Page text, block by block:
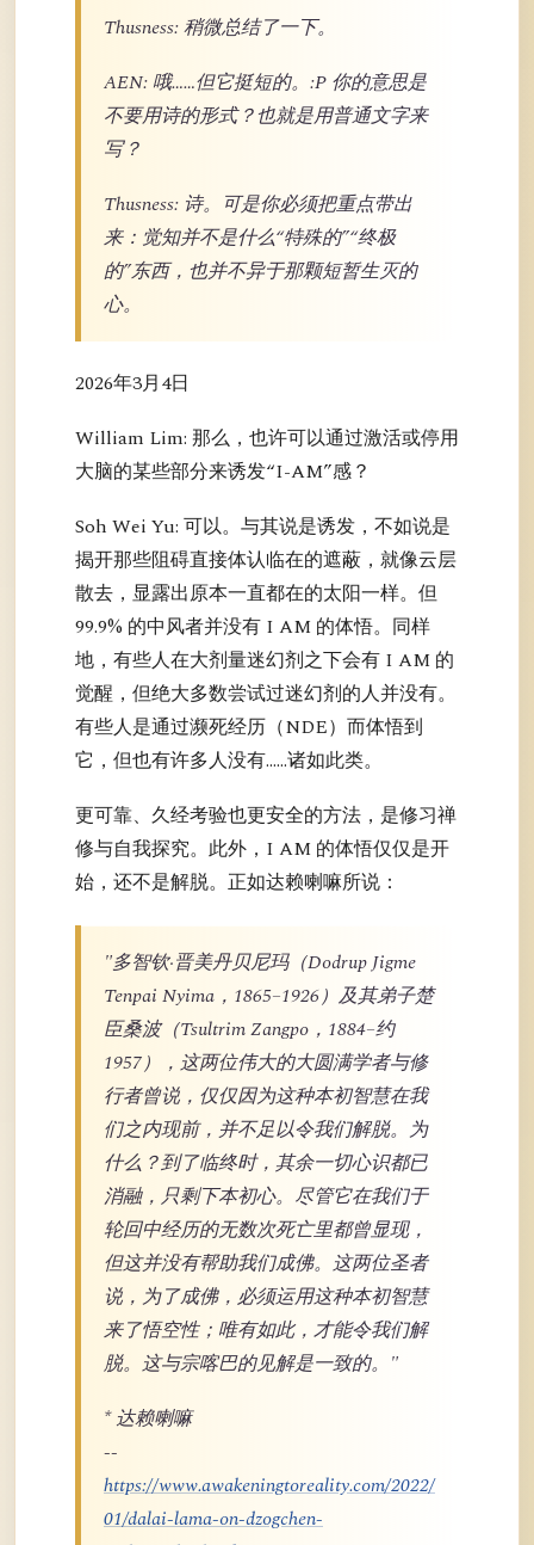
Thusness: 稍微总结了一下。
AEN: 哦……但它挺短的。:P 你的意思是
不要用诗的形式？也就是用普通文字来
写？
Thusness: 诗。可是你必须把重点带出
来：觉知并不是什么“特殊的”“终极
的”东西，也并不异于那颗短暂生灭的
心。
2026年3月4日
William Lim: 那么，也许可以通过激活或停用
大脑的某些部分来诱发“I-AM”感？
Soh Wei Yu: 可以。与其说是诱发，不如说是
揭开那些阻碍直接体认临在的遮蔽，就像云层
散去，显露出原本一直都在的太阳一样。但
99.9% 的中风者并没有 I AM 的体悟。同样
地，有些人在大剂量迷幻剂之下会有 I AM 的
觉醒，但绝大多数尝试过迷幻剂的人并没有。
有些人是通过濒死经历（NDE）而体悟到
它，但也有许多人没有……诸如此类。
更可靠、久经考验也更安全的方法，是修习禅
修与自我探究。此外，I AM 的体悟仅仅是开
始，还不是解脱。正如达赖喇嘛所说：
"多智钦·晋美丹贝尼玛（Dodrup Jigme
Tenpai Nyima，1865–1926）及其弟子楚
臣桑波（Tsultrim Zangpo，1884–约
1957），这两位伟大的大圆满学者与修
行者曾说，仅仅因为这种本初智慧在我
们之内现前，并不足以令我们解脱。为
什么？到了临终时，其余一切心识都已
消融，只剩下本初心。尽管它在我们于
轮回中经历的无数次死亡里都曾显现，
但这并没有帮助我们成佛。这两位圣者
说，为了成佛，必须运用这种本初智慧
来了悟空性；唯有如此，才能令我们解
脱。这与宗喀巴的见解是一致的。"
* 达赖喇嘛
--
https://www.awakeningtoreality.com/2022/
01/dalai-lama-on-dzogchen-